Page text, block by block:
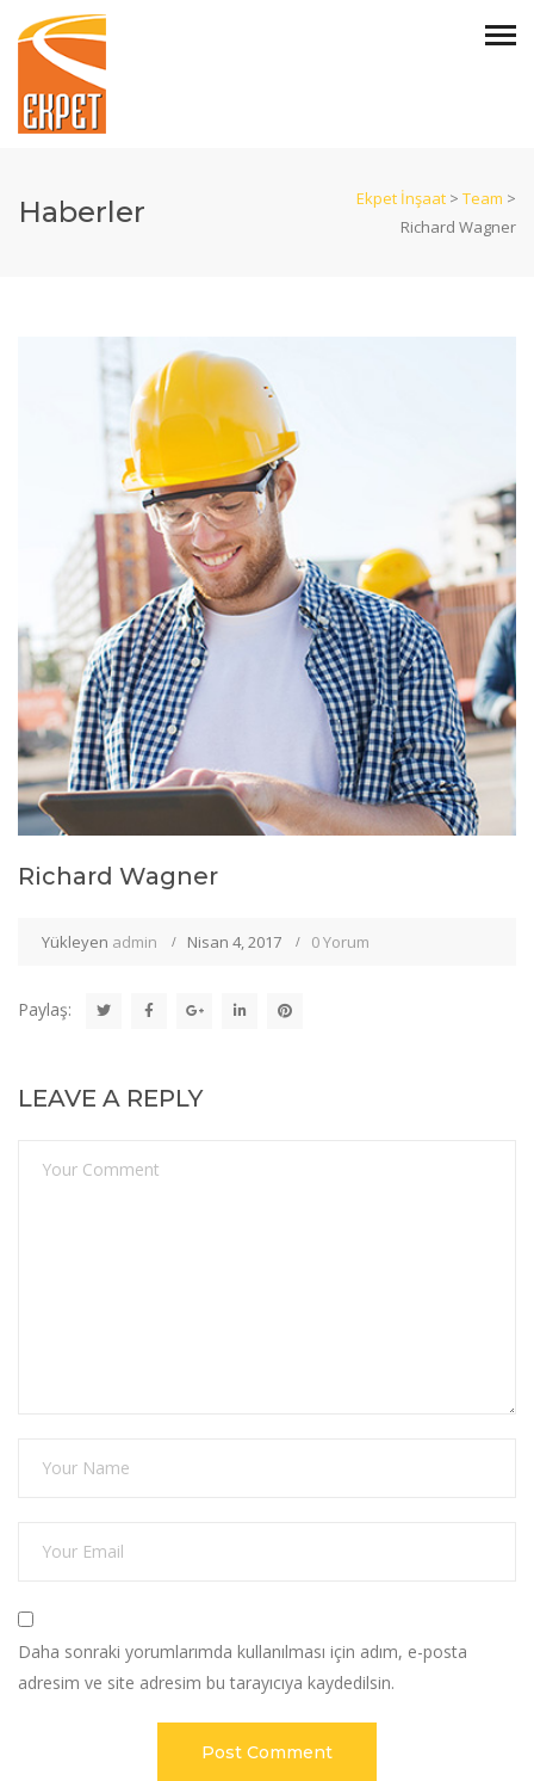
Haberler Ekpet İnşaat > Team >
Richard Wagner
Richard Wagner
Yükleyen admin Nisan 4, 2017 0 Yorum
Paylaş:
LEAVE A REPLY
Daha sonraki yorumlarımda kullanılması için adım, e-posta
adresim ve site adresim bu tarayıcıya kaydedilsin.